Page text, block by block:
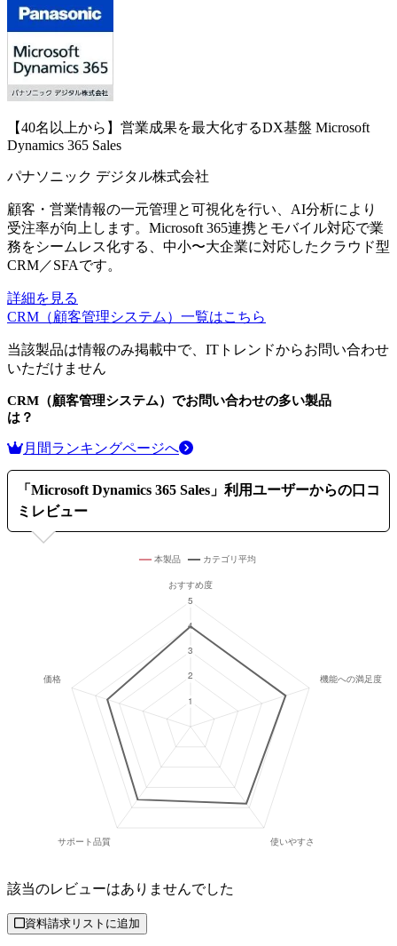
【40名以上から】営業成果を最大化するDX基盤 Microsoft
Dynamics 365 Sales
パナソニック デジタル株式会社
顧客・営業情報の一元管理と可視化を行い、AI分析により
受注率が向上します。Microsoft 365連携とモバイル対応で業
務をシームレス化する、中小〜大企業に対応したクラウド型
CRM／SFAです。
詳細を見る
CRM（顧客管理システム） 一覧はこちら
当該製品は情報のみ掲載中で、ITトレンドからお問い合わせ
いただけません
CRM（顧客管理システム） でお問い合わせの多い製品
は？
月間ランキングページへ
「 Microsoft Dynamics 365 Sales 」利用ユーザーからの口コ
ミレビュー
該当のレビューはありませんでした
資料請求リストに追加